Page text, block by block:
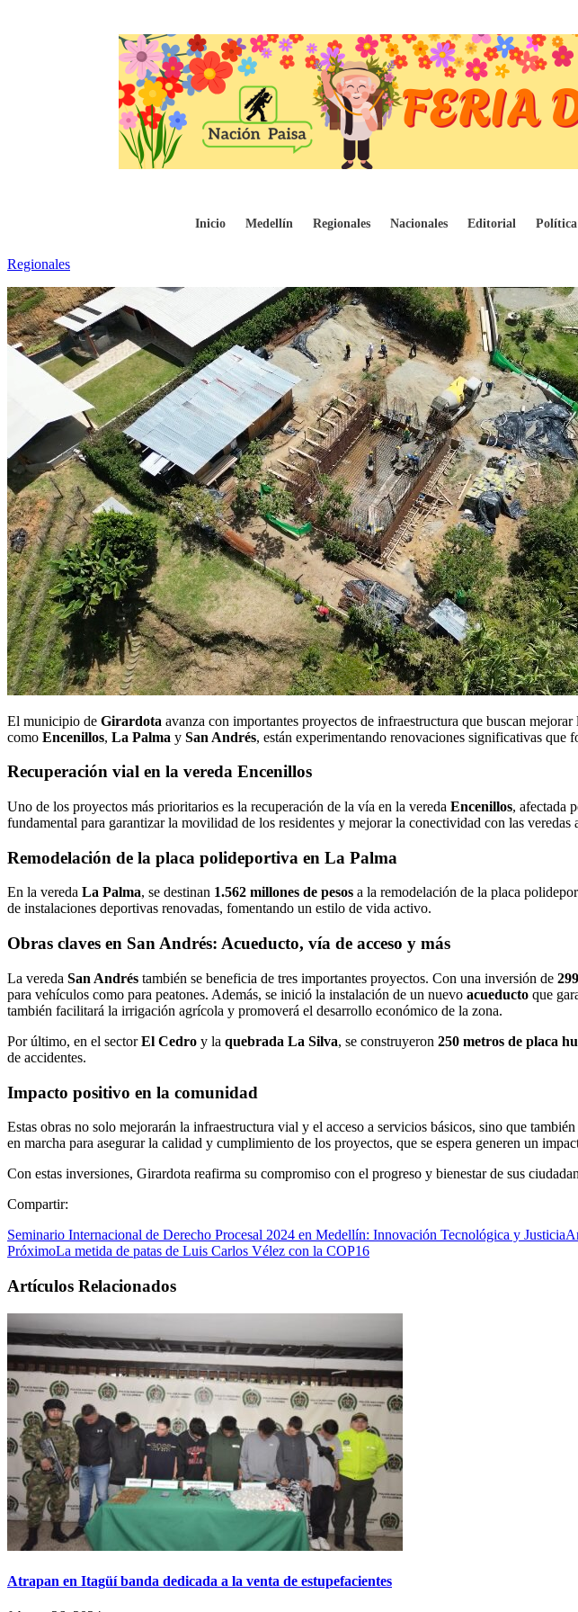
Inicio Medellín Regionales Nacionales Editorial Política
Girardota impulsa su desarrollo con obras de infraestructura
Regionales
El municipio de Girardota avanza con importantes proyectos de infraestructura que buscan
como Encenillos, La Palma y San Andrés, están experimentando renovaciones significativas que
Recuperación vial en la vereda Encenillos
Uno de los proyectos más prioritarios es la recuperación de la vía en la vereda Encenillos, afectada
fundamental para garantizar la movilidad de los residentes y mejorar la conectividad con las veredas
Remodelación de la placa polideportiva en La Palma
En la vereda La Palma, se destinan 1.562 millones de pesos a la remodelación de la placa
de instalaciones deportivas renovadas, fomentando un estilo de vida activo.
Obras claves en San Andrés: Acueducto, vía de acceso y más
La vereda San Andrés también se beneficia de tres importantes proyectos. Con una inversión de
para vehículos como para peatones. Además, se inició la instalación de un nuevo acueducto que
también facilitará la irrigación agrícola y promoverá el desarrollo económico de la zona.
Por último, en el sectorEl Cedro y la quebrada La Silva, se construyeron 250 metros de placa
de accidentes.
Impacto positivo en la comunidad
Estas obras no solo mejorarán la infraestructura vial y el acceso a servicios básicos, sino que
en marcha para asegurar la calidad y cumplimiento de los proyectos, que se espera generen un
Con estas inversiones, Girardota reafirma su compromiso con el progreso y bienestar de sus
Compartir:
Seminario Internacional de Derecho Procesal 2024 en Medellín: Innovación Tecnológica y Justicia
PróximoLa metida de patas de Luis Carlos Vélez con la COP16
Artículos Relacionados
Atrapan en Itagüí banda dedicada a la venta de estupefacientes